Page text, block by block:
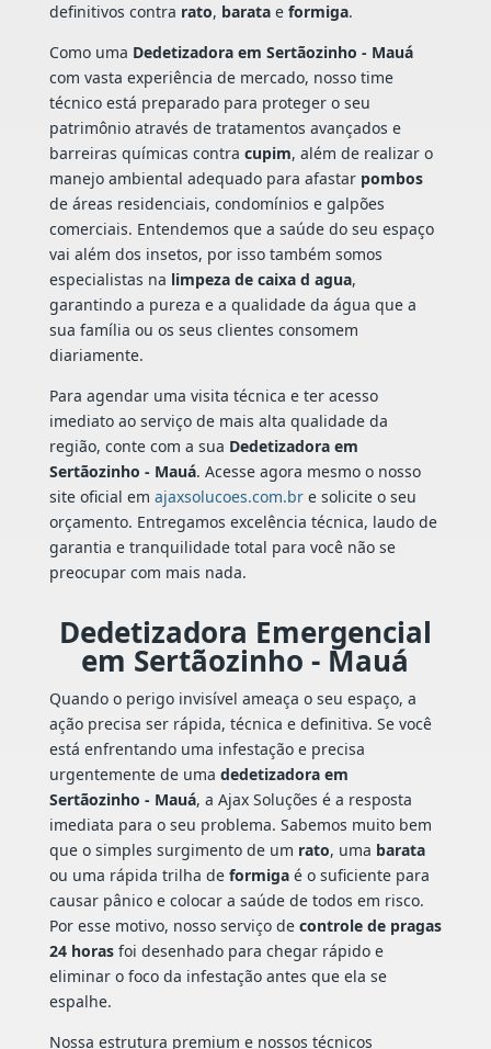
definitivos contra rato, baratae formiga.
Como uma Dedetizadora em Sertãozinho - Mauá
com vasta experiência de mercado, nosso time
técnico está preparado para proteger o seu
patrimônio através de tratamentos avançados e
barreiras químicas contra cupim, além de realizar o
manejo ambiental adequado para afastar pombos
de áreas residenciais, condomínios e galpões
comerciais. Entendemos que a saúde do seu espaço
vai além dos insetos, por isso também somos
especialistas na limpeza de caixa d agua,
garantindo a pureza e a qualidade da água que a
sua família ou os seus clientes consomem
diariamente.
Para agendar uma visita técnica e ter acesso
imediato ao serviço de mais alta qualidade da
região, conte com a sua Dedetizadora em
Sertãozinho - Mauá. Acesse agora mesmo o nosso
site oficial em ajaxsolucoes.com.bre solicite o seu
orçamento. Entregamos excelência técnica, laudo de
garantia e tranquilidade total para você não se
preocupar com mais nada.
Dedetizadora Emergencial
em Sertãozinho - Mauá
Quando o perigo invisível ameaça o seu espaço, a
ação precisa ser rápida, técnica e definitiva. Se você
está enfrentando uma infestação e precisa
urgentemente de uma dedetizadora em
Sertãozinho - Mauá, a Ajax Soluções é a resposta
imediata para o seu problema. Sabemos muito bem
que o simples surgimento de um rato, uma barata
ou uma rápida trilha de formigaé o suficiente para
causar pânico e colocar a saúde de todos em risco.
Por esse motivo, nosso serviço de controle de pragas
24 horasfoi desenhado para chegar rápido e
eliminar o foco da infestação antes que ela se
espalhe.
Nossa estrutura premium e nossos técnicos